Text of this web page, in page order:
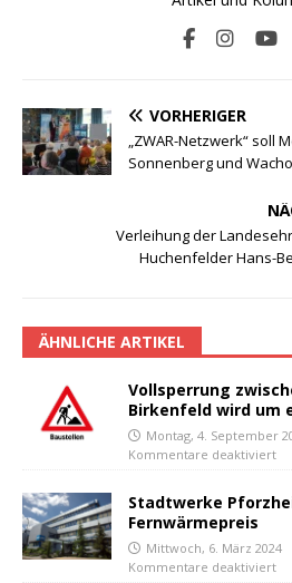
VORHERIGER
„ZWAR-Netzwerk“ soll
Sonnenberg und
Verleihung der
Huchenfelder Hans-
ÄHNLICHE ARTIKEL
Vollsperrung
Birkenfeld wird um
Montag, 4. September
Kommentare deaktiviert
Stadtwerke
Fernwärmepreis
Mittwoch, 6. März 2024
Kommentare deaktiviert